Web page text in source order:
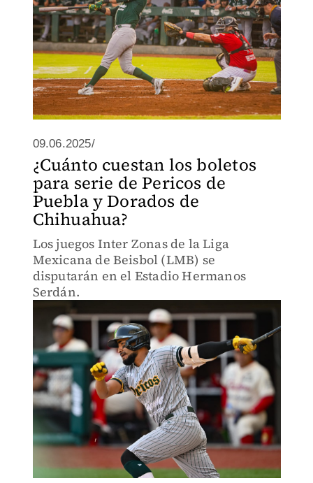
09.06.2025/
¿Cuánto cuestan los boletos
para serie de Pericos de
Puebla y Dorados de
Chihuahua?
Los juegos Inter Zonas de la Liga
Mexicana de Beisbol (LMB) se
disputarán en el Estadio Hermanos
Serdán.